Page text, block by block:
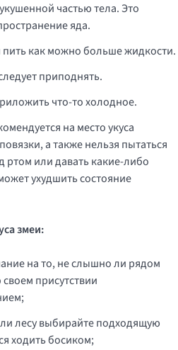
частью тела. Это
яда.
как можно больше жидкости.
приподнять.
что-то холодное.
на место укуса
а также нельзя пытаться
ртом или давать какие-либо
ухудшить состояние
змеи:
на то, не слышно ли рядом
присутствии
лесу выбирайте подходящую
ходить босиком;